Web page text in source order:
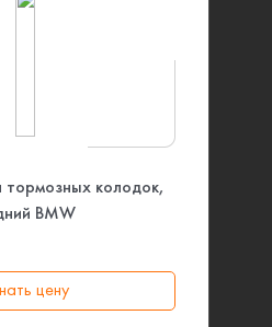
тормозных колодок,
BMW
цену